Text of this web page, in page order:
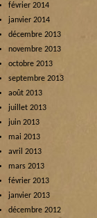
février 2014
janvier 2014
décembre 2013
novembre 2013
octobre 2013
septembre 2013
août 2013
juillet 2013
juin 2013
mai 2013
avril 2013
mars 2013
février 2013
janvier 2013
décembre 2012